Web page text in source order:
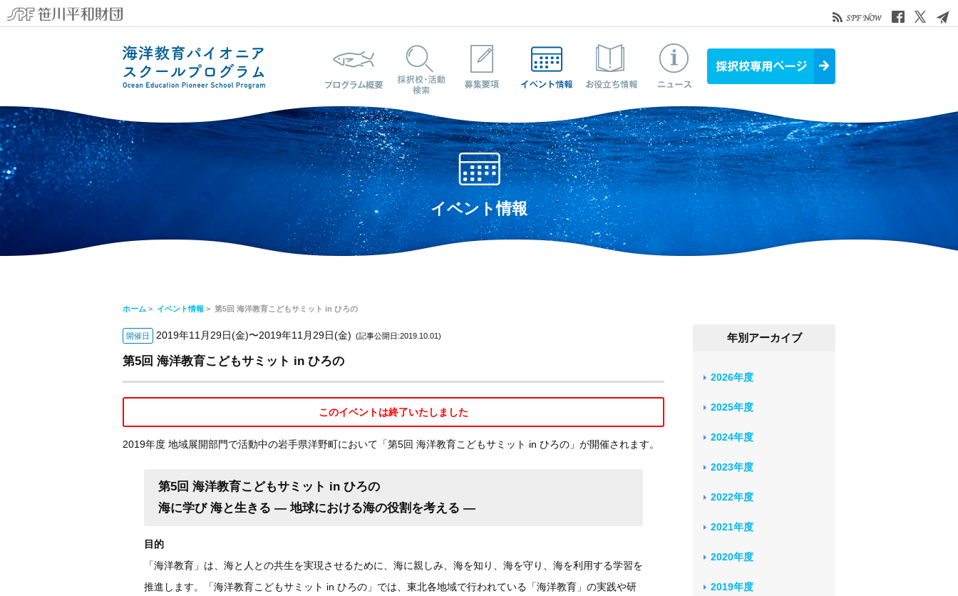
イベント情報
ホーム > イベント情報 > 第5回 海洋教育こどもサミット in ひろの
開催日 2019年11月29日(金)〜2019年11月29日(金) (記事公開日:2019.10.01)
第5回 海洋教育こどもサミット in ひろの
このイベントは終了いたしました
2019年度 地域展開部門で活動中の岩手県洋野町において「第5回 海洋教育こどもサミット in ひろの」が開催されます。
第5回 海洋教育こどもサミット in ひろの
海に学び 海と生きる ― 地球における海の役割を考える —
目的
「海洋教育」は、海と人との共生を実現させるために、海に親しみ、海を知り、海を守り、海を利用する学習を
推進します。「海洋教育こどもサミット in ひろの」では、東北各地域で行われている「海洋教育」の実践や研
年別アーカイブ
2026年度
2025年度
2024年度
2023年度
2022年度
2021年度
2020年度
2019年度